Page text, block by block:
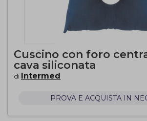
Cuscino con foro
cava siliconata
di Intermed
PROVA E ACQUISTA IN